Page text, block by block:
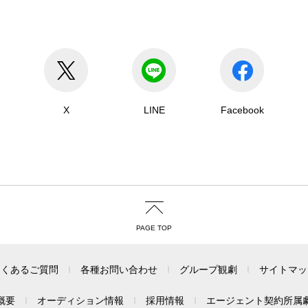
X LINE Facebook
PAGE TOP
あるご質問 各種お問い合わせ グループ観劇 サイトマ
要 オーディション情報 採用情報 エージェント契約所属